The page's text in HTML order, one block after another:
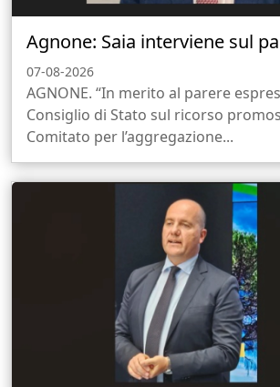
Agnone: Saia interviene sul
07-08-2026
AGNONE. “In merito al parere
Consiglio di Stato sul ricorso
Comitato per l’aggregazione...